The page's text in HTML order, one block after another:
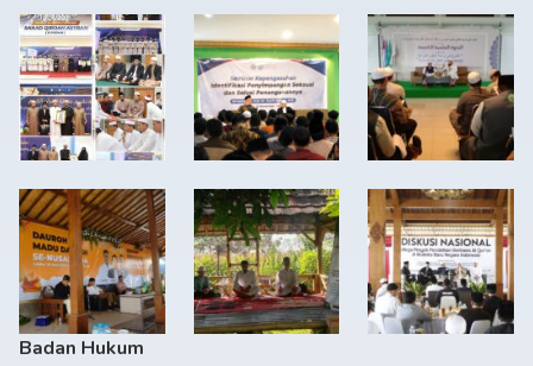
Badan Hukum